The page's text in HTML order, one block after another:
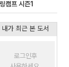
모의고사
내가 최근 본 도서
로그인후